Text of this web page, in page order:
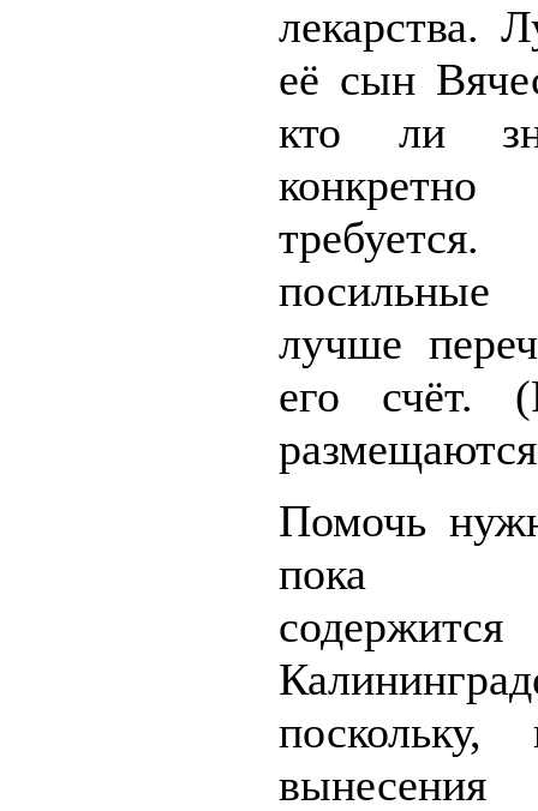
лекарства.
её сын
кто ли
лучше
его счёт.
Помочь
пока